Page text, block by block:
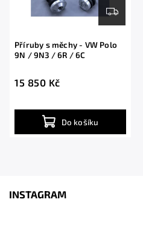
Příruby s měchy - VW Polo
9N / 9N3 / 6R / 6C
15 850 Kč
Do košíku
INSTAGRAM